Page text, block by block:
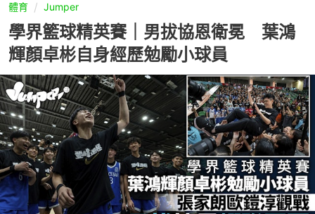
體育 Jumper
學界籃球精英賽｜男拔協恩衛冕 葉鴻
輝顏卓彬自身經歷勉勵小球員